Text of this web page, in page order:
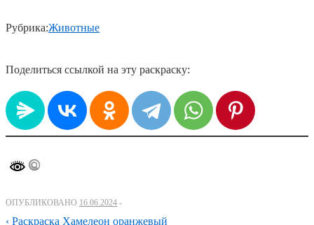
Рубрика:Животные
Поделиться ссылкой на эту раскраску:
ОПУБЛИКОВАНО 16.06.2024
Предыдущий
‹ Раскраска Хамелеон оранжевый